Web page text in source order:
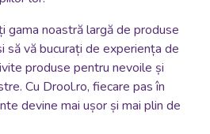
gama noastră largă de produse
să vă bucurați de experiența de
produse pentru nevoile și
Cu Drool.ro, fiecare pas în
devine mai ușor și mai plin de